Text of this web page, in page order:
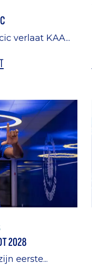
verlaat KAA...
2028
eerste...